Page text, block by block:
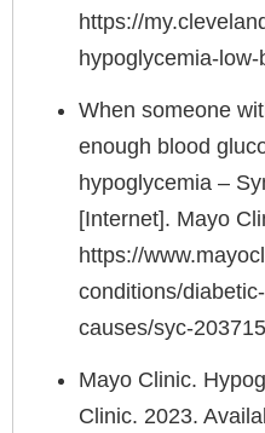
https://
hypoglycemia-
When someone
enough blood
hypoglycemia –
[Internet]. Mayo
https://
conditions/
causes/syc-
Mayo Clinic.
Clinic. 2023.